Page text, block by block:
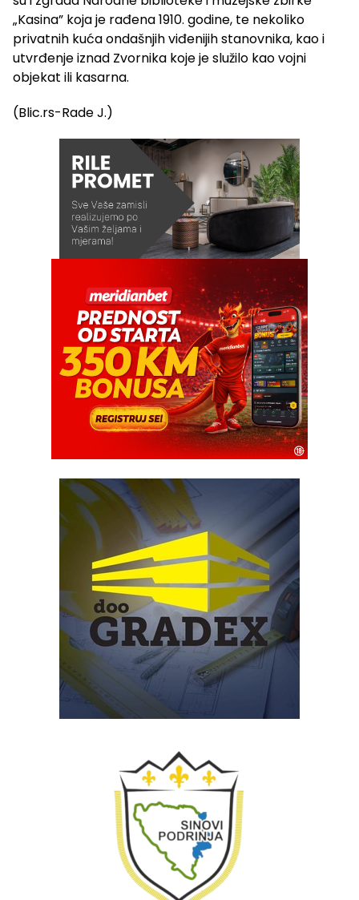
„Kasina” koja je rađena 1910. godine, te nekoliko
privatnih kuća ondašnjih viđenijih stanovnika, kao i
utvrđenje iznad Zvornika koje je služilo kao vojni
objekat ili kasarna.
(Blic.rs-Rade J.)